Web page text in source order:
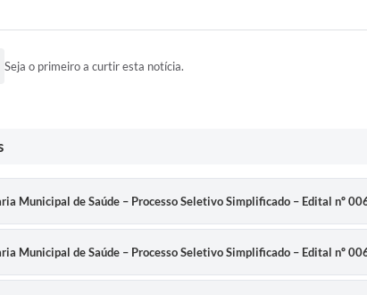
Seja o primeiro a curtir esta notícia.
Municipal de Saúde – Processo Seletivo Simplificado – Edital nº
Municipal de Saúde – Processo Seletivo Simplificado – Edital nº